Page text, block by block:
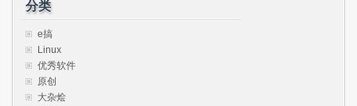
分类
e搞
Linux
优秀软件
原创
大杂烩